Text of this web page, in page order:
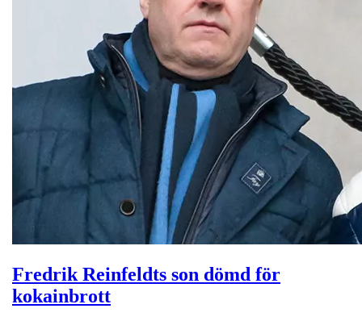
Fredrik Reinfeldts son dömd för
kokainbrott